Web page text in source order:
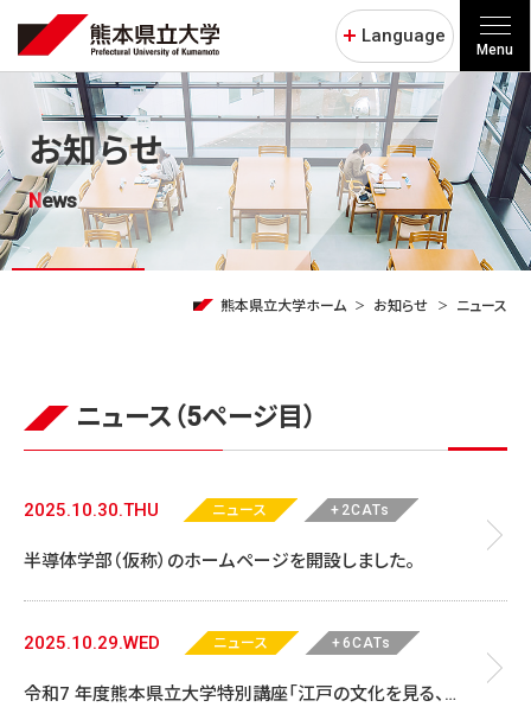
Language
Menu
お知らせ
News
熊本県立大学ホーム お知らせ ニュース
ニュース（5ページ目）
半導体学部（仮称）のホームページを開設しました。
2025.10.30.THU ニュース +2CATs
令和7 年度熊本県立大学特別講座「江戸の文化を見る、知
2025.10.29.WED ニュース +6CATs